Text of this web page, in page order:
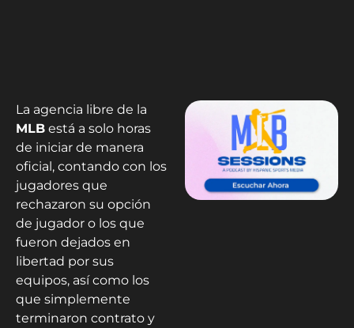
La agencia libre de la
MLB está a solo horas
de iniciar de manera
oficial, contando con los
jugadores que
rechazaron su opción
de jugador o los que
fueron dejados en
libertad por sus
equipos, así como los
que simplemente
terminaron contrato y